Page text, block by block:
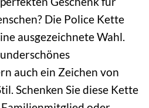
Die Police Kette
ausgezeichnete Wahl.
auch ein Zeichen von
Schenken Sie diese Kette